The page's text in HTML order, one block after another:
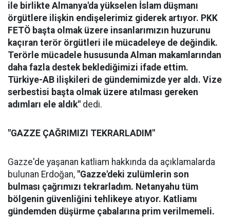
ile birlikte Almanya'da yükselen İslam düşmanı
örgütlere ilişkin endişelerimiz giderek artıyor. PKK
FETÖ başta olmak üzere insanlarımızın huzurunu
kaçıran terör örgütleri ile mücadeleye de değindik.
Terörle mücadele hususunda Alman makamlarından
daha fazla destek beklediğimizi ifade ettim.
Türkiye-AB ilişkileri de gündemimizde yer aldı. Vize
serbestisi başta olmak üzere atılması gereken
adımları ele aldık" dedi.
"GAZZE ÇAĞRIMIZI TEKRARLADIM"
Gazze'de yaşanan katliam hakkında da açıklamalarda
bulunan Erdoğan, "Gazze'deki zulümlerin son
bulması çağrımızı tekrarladım. Netanyahu tüm
bölgenin güvenliğini tehlikeye atıyor. Katliamı
gündemden düşürme çabalarına prim verilmemeli.